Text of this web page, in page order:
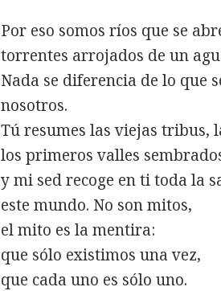
Por eso somos ríos que se
torrentes arrojados de un
Nada se diferencia de lo que
nosotros.
Tú resumes las viejas tribus,
los primeros valles
y mi sed recoge en ti toda la
este mundo. No son mitos,
el mito es la mentira:
que sólo existimos una vez,
que cada uno es sólo uno.